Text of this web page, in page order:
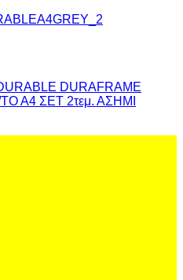
DURAFRAME
Α4 ΣΕΤ 2τεμ. ΑΣΗΜΙ